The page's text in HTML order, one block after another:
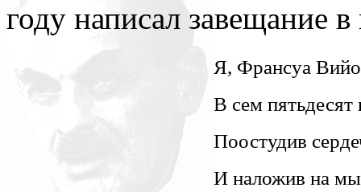
году написал завещание
Я, Франсуа
В сем пятьдесят
Поостудив
И наложив на